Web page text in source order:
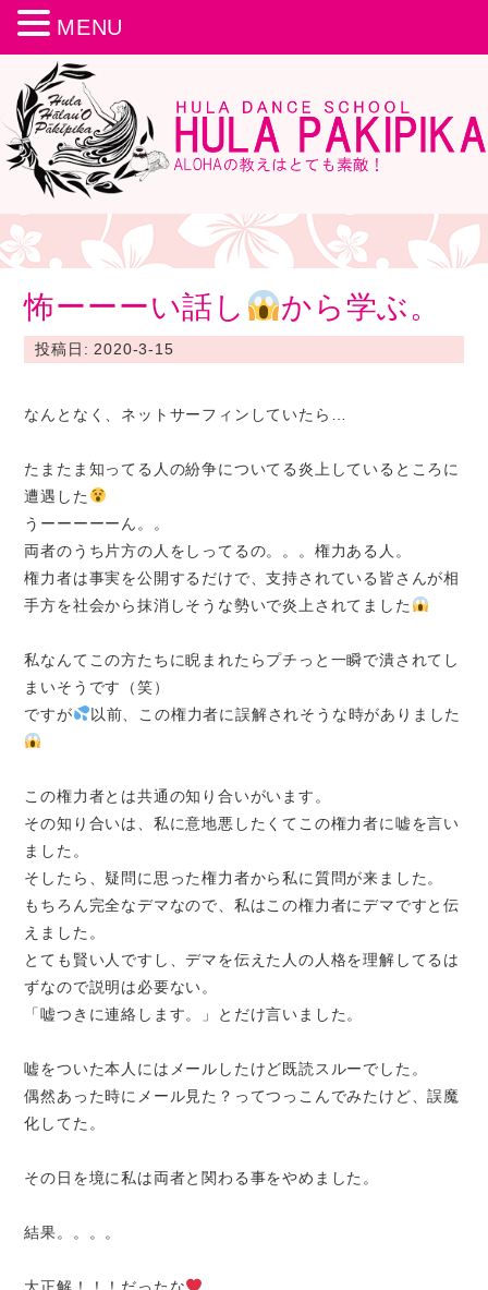
怖ーーーい話し から学ぶ。
投稿日: 2020-3-15
なんとなく、ネットサーフィンしていたら…
たまたま知ってる人の紛争についてる炎上しているところに
遭遇した
うーーーーーん。。
両者のうち片方の人をしってるの。。。権力ある人。
権力者は事実を公開するだけで、支持されている皆さんが相
手方を社会から抹消しそうな勢いで炎上されてました
私なんてこの方たちに睨まれたらプチっと一瞬で潰されてし
まいそうです（笑）
ですが
以前、この権力者に誤解されそうな時がありました
この権力者とは共通の知り合いがいます。
その知り合いは、私に意地悪したくてこの権力者に嘘を言い
ました。
そしたら、疑問に思った権力者から私に質問が来ました。
もちろん完全なデマなので、私はこの権力者にデマですと伝
えました。
とても賢い人ですし、デマを伝えた人の人格を理解してるは
ずなので説明は必要ない。
「嘘つきに連絡します。」とだけ言いました。
嘘をついた本人にはメールしたけど既読スルーでした。
偶然あった時にメール見た？ってつっこんでみたけど、誤魔
化してた。
その日を境に私は両者と関わる事をやめました。
結果。。。。
MENU